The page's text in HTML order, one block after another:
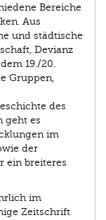
Bereiche
Aus
und städtische
Devianz
19./20.
Gruppen,
des
geht es
im
der
ein breiteres
im
Zeitschrift